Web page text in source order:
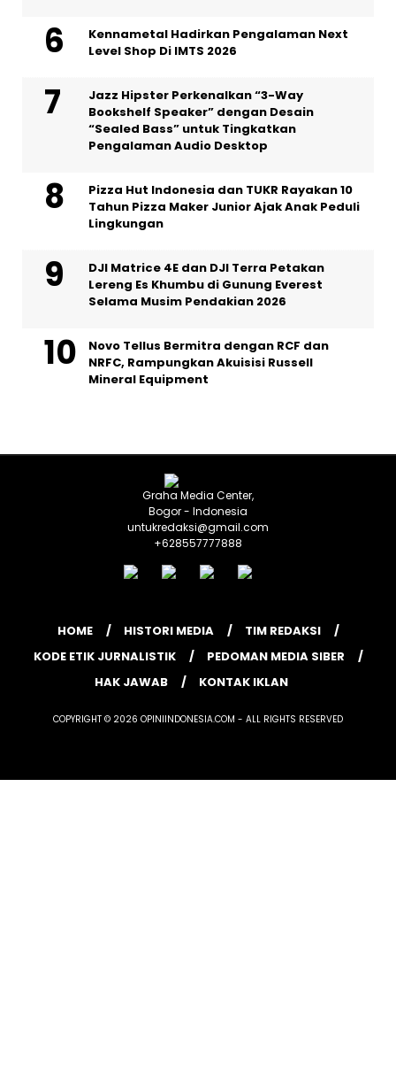
Kennametal Hadirkan Pengalaman Next
Level Shop Di IMTS 2026
Jazz Hipster Perkenalkan “3-Way
Bookshelf Speaker” dengan Desain
“Sealed Bass” untuk Tingkatkan
Pengalaman Audio Desktop
Pizza Hut Indonesia dan TUKR Rayakan 10
Tahun Pizza Maker Junior Ajak Anak Peduli
Lingkungan
DJI Matrice 4E dan DJI Terra Petakan
Lereng Es Khumbu di Gunung Everest
Selama Musim Pendakian 2026
Novo Tellus Bermitra dengan RCF dan
NRFC, Rampungkan Akuisisi Russell
Mineral Equipment
Graha Media Center,
Bogor - Indonesia
untukredaksi@gmail.com
+628557777888
HOME HISTORI MEDIA
TIM REDAKSI
KODE ETIK JURNALISTIK
PEDOMAN MEDIA SIBER
HAK JAWAB
KONTAK IKLAN
COPYRIGHT © 2026 OPINIINDONESIA.COM - ALL RIGHTS RESERVED